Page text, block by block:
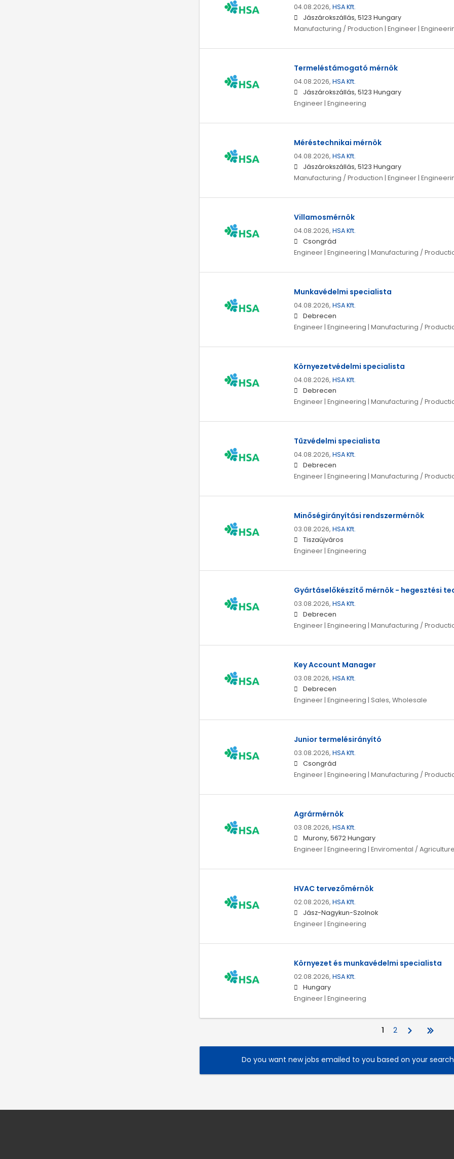
04.08.2026, HSA Kft.
Jászárokszállás, 5123 Hungary
Manufacturing / Production | Engineer |
Termeléstámogató mérnök
04.08.2026, HSA Kft.
Jászárokszállás, 5123 Hungary
Engineer | Engineering
Méréstechnikai mérnök
04.08.2026, HSA Kft.
Jászárokszállás, 5123 Hungary
Manufacturing / Production | Engineer |
Villamosmérnök
04.08.2026, HSA Kft.
Csongrád
Engineer | Engineering | Manufacturing /
Munkavédelmi specialista
04.08.2026, HSA Kft.
Debrecen
Engineer | Engineering | Manufacturing /
Környezetvédelmi specialista
04.08.2026, HSA Kft.
Debrecen
Engineer | Engineering | Manufacturing /
Tűzvédelmi specialista
04.08.2026, HSA Kft.
Debrecen
Engineer | Engineering | Manufacturing /
Minőségirányítási rendszermérnök
03.08.2026, HSA Kft.
Tiszaújváros
Engineer | Engineering
Gyártáselőkészítő mérnök - hegesztési
03.08.2026, HSA Kft.
Debrecen
Engineer | Engineering | Manufacturing /
Key Account Manager
03.08.2026, HSA Kft.
Debrecen
Engineer | Engineering | Sales, Wholesale
Junior termelésirányító
03.08.2026, HSA Kft.
Csongrád
Engineer | Engineering | Manufacturing /
Agrármérnök
03.08.2026, HSA Kft.
Murony, 5672 Hungary
Engineer | Engineering | Enviromental /
HVAC tervezőmérnök
02.08.2026, HSA Kft.
Jász-Nagykun-Szolnok
Engineer | Engineering
Környezet és munkavédelmi specialista
02.08.2026, HSA Kft.
Hungary
Engineer | Engineering
1 2
Do you want new jobs emailed to you based on your